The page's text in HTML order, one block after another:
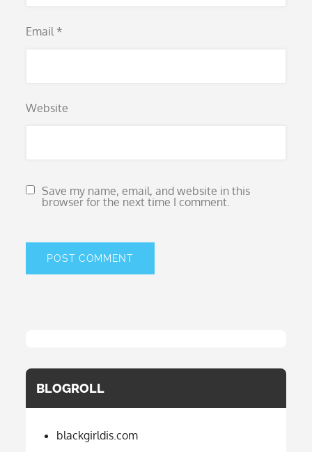
Email *
Website
Save my name, email, and website in this
browser for the next time I comment.
BLOGROLL
blackgirldis.com